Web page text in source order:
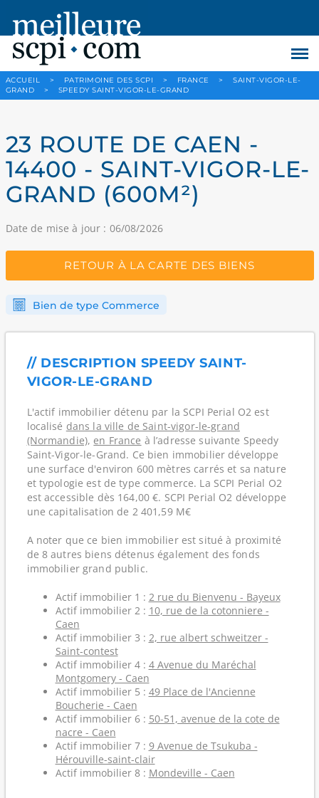
ACCUEIL > PATRIMOINE DES SCPI > FRANCE >
SAINT-VIGOR-LE-
GRAND
> SPEEDY SAINT-VIGOR-LE-GRAND
23 ROUTE DE CAEN -
14400 - SAINT-VIGOR-LE-
GRAND (600M²)
Date de mise à jour : 06/08/2026
RETOUR À LA CARTE DES BIENS
Bien de type Commerce
// DESCRIPTION SPEEDY SAINT-
VIGOR-LE-GRAND
L'actif immobilier détenu par la SCPI Perial O2 est
localisé dans la ville de Saint-vigor-le-grand
(Normandie), en France à l’adresse suivante Speedy
Saint-Vigor-le-Grand. Ce bien immobilier développe
une surface d'environ 600 mètres carrés et sa nature
et typologie est de type commerce. La SCPI Perial O2
est accessible dès 164,00 €. SCPI Perial O2 développe
une capitalisation de 2 401,59 M€
A noter que ce bien immobilier est situé à proximité
de 8 autres biens détenus également des fonds
immobilier grand public.
Actif immobilier 1 : 2 rue du Bienvenu - Bayeux
Actif immobilier 2 : 10, rue de la cotonniere -
Caen
Actif immobilier 3 : 2, rue albert schweitzer -
Saint-contest
Actif immobilier 4 : 4 Avenue du Maréchal
Montgomery - Caen
Actif immobilier 5 : 49 Place de l'Ancienne
Boucherie - Caen
Actif immobilier 6 : 50-51, avenue de la cote de
nacre - Caen
Actif immobilier 7 : 9 Avenue de Tsukuba -
Hérouville-saint-clair
Actif immobilier 8 : Mondeville - Caen